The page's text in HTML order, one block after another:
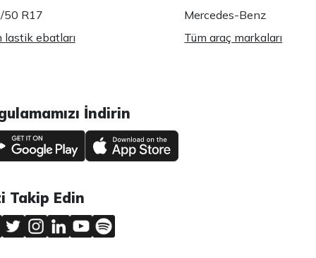
50 R17
lastik ebatları
Mercedes-Benz
Tüm araç markaları
İndirin
Takip Edin